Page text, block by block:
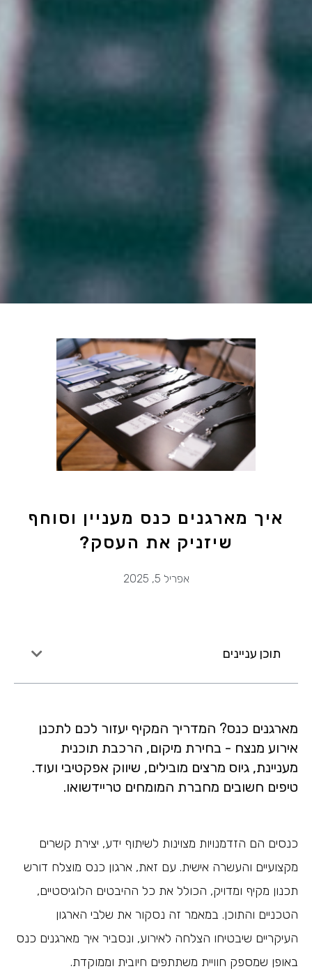
איך מארגנים כנס מעניין וסוחף
שיזניק את העסק?
אפריל 5, 2025
תוכן עניינים
מארגנים כנס? המדריך המקיף יעזור לכם לתכנן
אירוע מנצח - בחירת מיקום, הרכבת תוכנית
מעניינת, גיוס מרצים מובילים, שיווק אפקטיבי ועוד.
טיפים חשובים מחברת המומחים טריידשואו.
כנסים הם הזדמנויות מצוינות לשיתוף ידע, יצירת קשרים
מקצועיים והעשרה אישית. עם זאת, ארגון כנס מוצלח דורש
תכנון מקיף ומדויק, הכולל את כל ההיבטים הלוגיסטיים,
הטכניים והתוכן. במאמר זה נסקור את שלבי הארגון
העיקריים שיבטיחו הצלחה לאירוע, ונסביר איך מארגנים כנס
באופן שמספק חוויית משתתפים חיובית וממוקדת.